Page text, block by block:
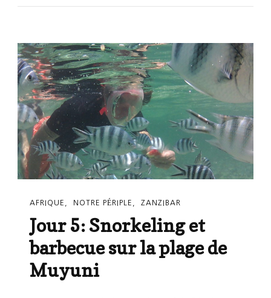
De
Zanzibar,
La
Côte
AFRIQUE NOTRE PÉRIPLE ZANZIBAR
Jour 5: Snorkeling et
barbecue sur la plage de
Muyuni